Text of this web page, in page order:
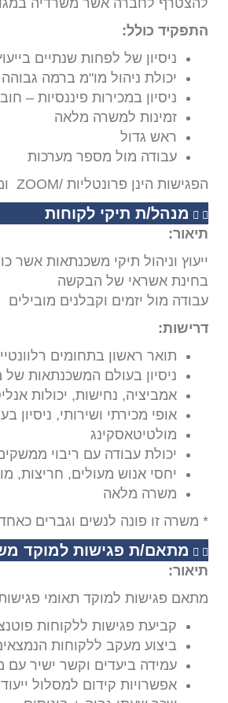
להצטרף לחברה אשר משרדיה במגדלי
התפקיד כולל:
ניסיון של לפחות שנתיים
יכולת ניהול מו"מ ברמה גבוהה
ניסיון במכירות פיננסיות –
זמינות למשרה מלאה
ראש גדול
עבודה מול מספר מערכות
הפגישות הינן פרונטליות /ZOOM ומתואמות ע"י צוות מוקד מנוסה אשר עובד על פניות חמות בלבד
מנהל/ת תיקי לקוחות
תיאור:
ייעוץ וניהול תיקי משכנתאות
בחינת אשראי של הבקשה
עבודה מול יזמים וקבלנים מובילים
דרישות:
תואר ראשון בתחומים
ניסיון בעולם המשכנתאות של
אמביציה, נחישות, יכולות
אופי מכירתי ושירותי, ניסיון
מולטיטאסקינג
יכולת עבודה עם ריבוי
יחסי אנוש מעולים, חריצות,
משרה מלאה
* משרה זו פונה לנשים וגברים
מתאם/ת פגישות למוקד
תיאור:
מתאם פגישות למוקד תאומי
קביעת פגישות ללקוחות
ביצוע מעקב ללקוחות
עמידה ביעדים וקשר ישיר עם
אפשרויות קידום למסלול